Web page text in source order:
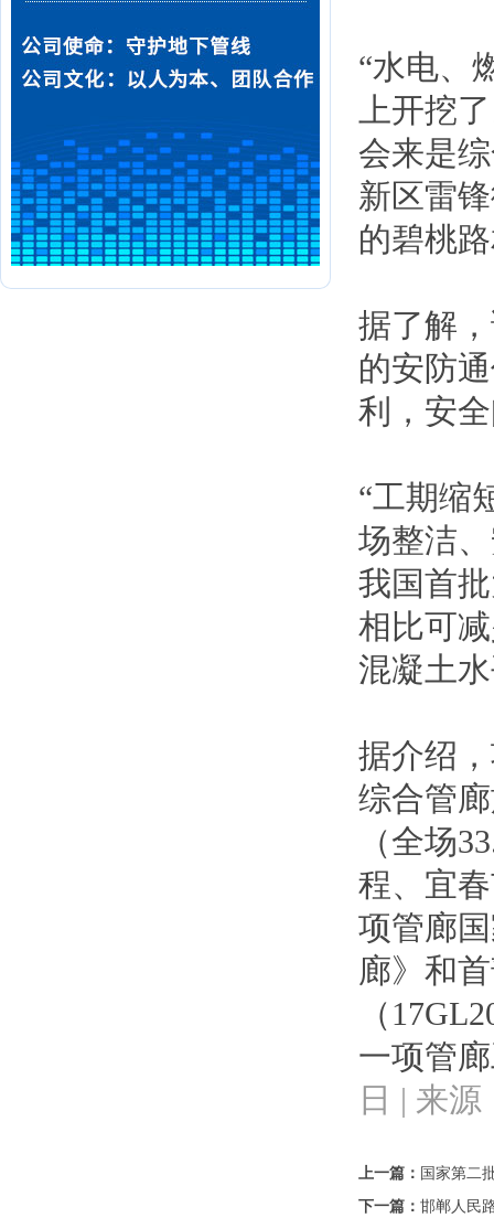
“水电、
上开挖
会来是
新区雷
的碧桃
据了解
的安防
利，安
“工期缩
场整洁
我国首
相比可
混凝土
据介绍
综合管
（全场
程、宜
项管廊
廊》和
（
一项管
日 | 来
上一篇： 国家第二
下一篇： 邯郸人民